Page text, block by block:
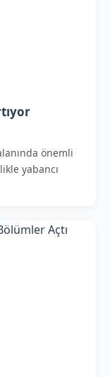
önemli
yabancı